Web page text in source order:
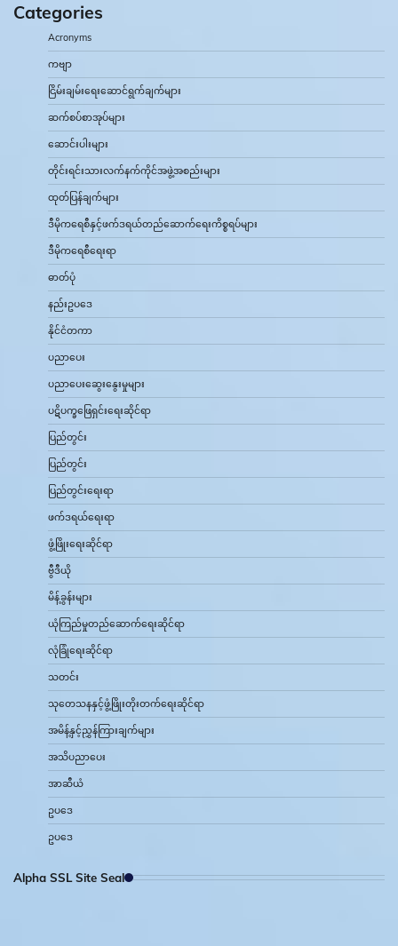
Categories
Acronyms
ကဗျာ
ငြိမ်းချမ်းရေးဆောင်ရွက်ချက်များ
ဆက်စပ်စာအုပ်များ
ဆောင်းပါးများ
တိုင်းရင်းသားလက်နက်ကိုင်အဖွဲ့အစည်းများ
ထုတ်ပြန်ချက်များ
ဒီမိုကရေစီနှင့်ဖက်ဒရယ်တည်ဆောက်‌ရေးကိစ္စရပ်များ
ဒီမိုကရေစီရေးရာ
ဓာတ်ပုံ
နည်းဥပဒေ
နိုင်ငံတကာ
ပညာပေး
ပညာပေးဆွေးနွေးမှုများ
ပဋိပက္ခဖြေရှင်းရေးဆိုင်ရာ
ပြည်တွင်း
ပြည်တွင်း
ပြည်တွင်းရေးရာ
ဖက်ဒရယ်ရေးရာ
ဖွံ့ဖြိုးရေးဆိုင်ရာ
ဗွီဒီယို
မိန့်ခွန်းများ
ယုံကြည်မှုတည်ဆောက်ရေးဆိုင်ရာ
လုံခြုံရေးဆိုင်ရာ
သတင်း
သုတေသနနှင့်ဖွံ့ဖြိုးတိုးတက်ရေးဆိုင်ရာ
အမိန့်နှင့်ညွှန်ကြားချက်များ
အသိပညာပေး
အာဆီယံ
ဥပဒေ
ဥပဒေ
Alpha SSL Site Seal